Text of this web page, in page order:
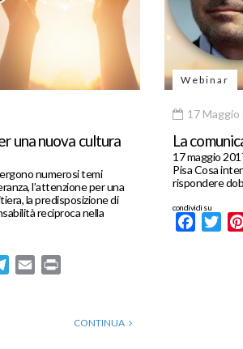
una nuova cultura
numerosi temi
l’attenzione per una
la predisposizione di
reciproca nella
Telegram
Email
CONTINUA
Webinar
17 Maggio
La
17 maggio
Pisa Cosa
rispondere
condividi su